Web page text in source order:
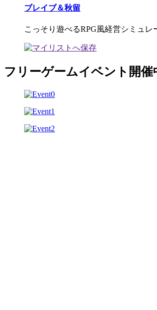
ブレイブ＆秋留
こっそり遊べるRPG風経営シミュレ
フリーゲームイベント開催